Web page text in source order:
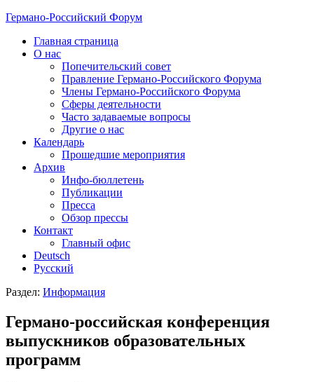
Германо-Российский Форум
Главная страница
О нас
Попечительский совет
Правление Германо-Российского Форума
Члены Германо-Российского Форума
Сферы деятельности
Часто задаваемые вопросы
Другие о нас
Календарь
Прошедшие мероприятия
Архив
Инфо-бюллетень
Публикации
Пресса
Обзор прессы
Контакт
Главный офис
Deutsch
Русский
Раздел: Информация
Германо-российская конференция
выпускников образовательных
программ